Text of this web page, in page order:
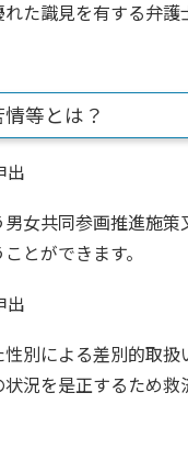
た識見を有する弁護
等とは？
出
女共同参画推進施
とができます。
出
別による差別的取
況を是正するため救